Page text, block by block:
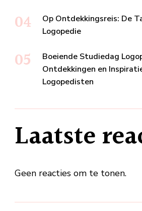
Op Ontdekkingsreis: De
Logopedie
Boeiende Studiedag
Ontdekkingen en
Logopedisten
Laatste
Geen reacties om te tonen.